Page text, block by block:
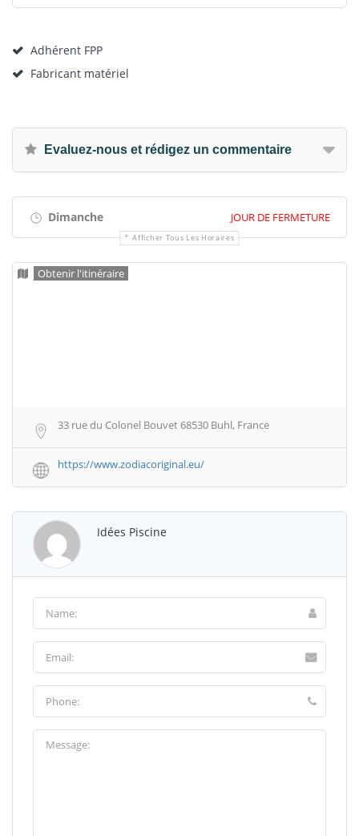
Adhérent FPP
Fabricant matériel
Evaluez-nous et rédigez un commentaire
Dimanche JOUR DE FERMETURE
Afficher Tous Les Horaires
Obtenir l'itinéraire
33 rue du Colonel Bouvet 68530 Buhl, France
https://www.zodiacoriginal.eu/
Idées Piscine